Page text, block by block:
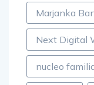
Marjanka
Next Digital
nucleo